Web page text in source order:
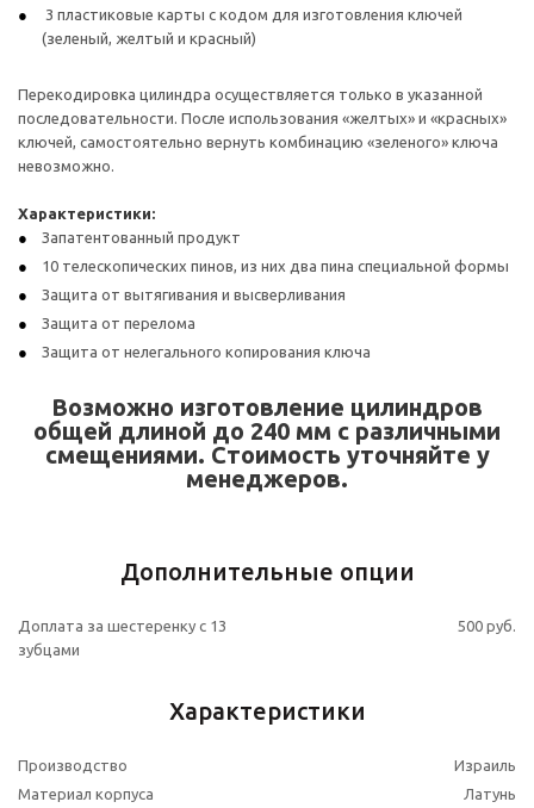
3 пластиковые карты с кодом для изготовления ключей
(зеленый, желтый и красный)
Перекодировка цилиндра осуществляется только в указанной
последовательности. После использования «желтых» и «красных»
ключей, самостоятельно вернуть комбинацию «зеленого» ключа
невозможно.
Характеристики:
Запатентованный продукт
10 телескопических пинов, из них два пина специальной формы
Защита от вытягивания и высверливания
Защита от перелома
Защита от нелегального копирования ключа
Возможно изготовление цилиндров
общей длиной до 240 мм с различными
смещениями. Стоимость уточняйте у
менеджеров.
Дополнительные опции
Доплата за шестеренку с 13
зубцами
500 руб.
Характеристики
Производство
Израиль
Материал корпуса
Латунь